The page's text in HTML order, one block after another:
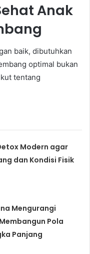
Anak
baik, dibutuhkan
optimal bukan
tentang
Modern agar
dan Kondisi Fisik
Mengurangi
Pola
Panjang